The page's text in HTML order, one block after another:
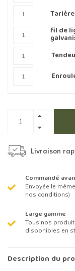
fil de
Livraison
Commandé
Envoyée le
nos conditions)
Large gamme
Tous nos
disponibles en
Description du